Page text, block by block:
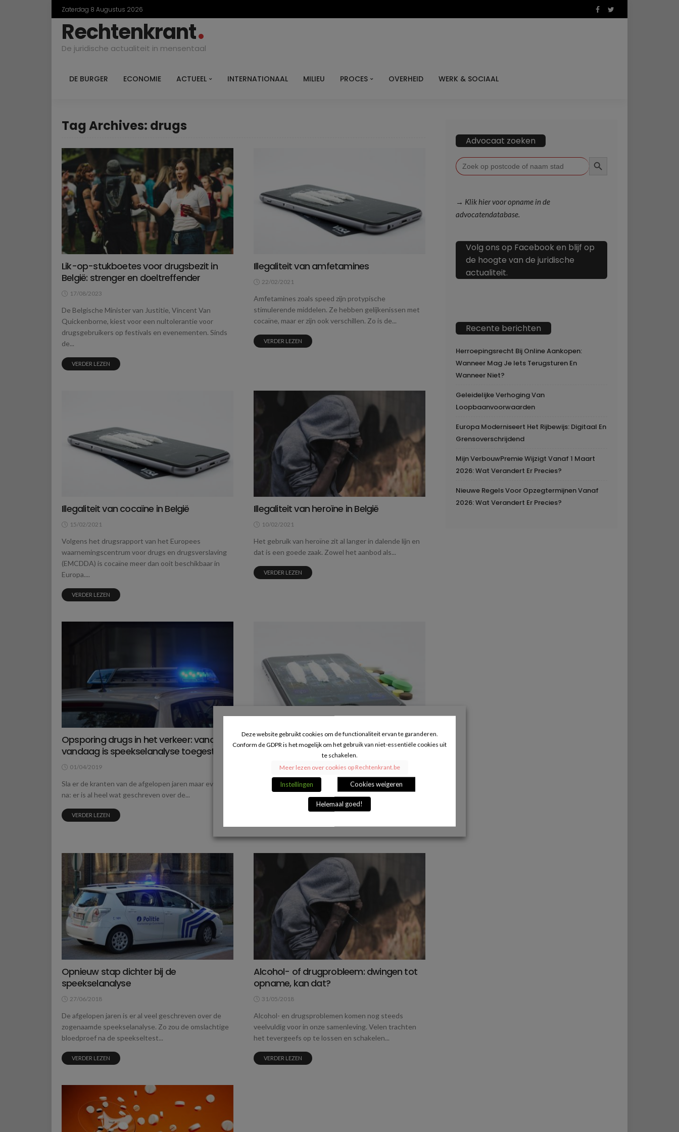
Zaterdag 8 Augustus 2026
Rechtenkrant
De juridische actualiteit in mensentaal
DE BURGER ECONOMIE ACTUEEL INTERNATIONAAL MILIEU PROCES OVERHEID WERK & SOCIAAL
Tag Archives: drugs
Lik-op-stukboetes voor drugsbezit in
België: strenger en doeltreffender
17/08/2023
De Belgische Minister van Justitie, Vincent Van
Quickenborne, kiest voor een nultolerantie voor
drugsgebruikers op festivals en evenementen. Sinds
de...
VERDER LEZEN
Illegaliteit van amfetamines
22/02/2021
Amfetamines zoals speed zijn protypische
stimulerende middelen. Ze hebben gelijkenissen met
cocaïne, maar er zijn ook verschillen. Zo is de...
VERDER LEZEN
Illegaliteit van cocaïne in België
15/02/2021
Volgens het drugsrapport van het Europees
waarnemingscentrum voor drugs en drugsverslaving
(EMCDDA) is cocaïne meer dan ooit beschikbaar in
Europa....
VERDER LEZEN
Illegaliteit van heroïne in België
10/02/2021
Het gebruik van heroïne zit al langer in dalende lijn en
dat is een goede zaak. Zowel het aanbod als...
VERDER LEZEN
Opsporing drugs in het verkeer: vanaf
vandaag is speekselanalyse toegestaan
01/04/2019
Sla er de kranten van de afgelopen jaren maar even op
na: er is al heel wat geschreven over de...
VERDER LEZEN
Drugs op school: zijn controles mogelijk
en wat moet je weten?
14/08/2018
Indien er een vermoeden is van drugbezit, kan een
leerkracht niet zomaar overgaan tot een fouillering.
Iedere leerling heeft immers...
VERDER LEZEN
Opnieuw stap dichter bij de
speekselanalyse
27/06/2018
De afgelopen jaren is er al veel geschreven over de
zogenaamde speekselanalyse. Zo zou de omslachtige
bloedproef na de speekseltest...
VERDER LEZEN
Alcohol- of drugprobleem: dwingen tot
opname, kan dat?
31/05/2018
Alcohol- en drugsproblemen komen nog steeds
veelvuldig voor in onze samenleving. Velen trachten
het tevergeefs op te lossen en schakelen...
VERDER LEZEN
Advocaat zoeken
Zoek
naar:
→ Klik hier voor opname in de
advocatendatabase.
Volg ons op Facebook en blijf op
de hoogte van de juridische
actualiteit.
Recente berichten
Herroepingsrecht Bij Online Aankopen:
Wanneer Mag Je Iets Terugsturen En
Wanneer Niet?
Geleidelijke Verhoging Van
Loopbaanvoorwaarden
Europa Moderniseert Het Rijbewijs: Digitaal En
Grensoverschrijdend
Mijn VerbouwPremie Wijzigt Vanaf 1 Maart
2026: Wat Verandert Er Precies?
Nieuwe Regels Voor Opzegtermijnen Vanaf
2026: Wat Verandert Er Precies?
Deze website gebruikt cookies om de functionaliteit ervan te garanderen.
Conform de GDPR is het mogelijk om het gebruik van niet-essentiële cookies uit
te schakelen.
Meer lezen over cookies op Rechtenkrant.be
Instellingen Cookies weigeren
Helemaal goed!